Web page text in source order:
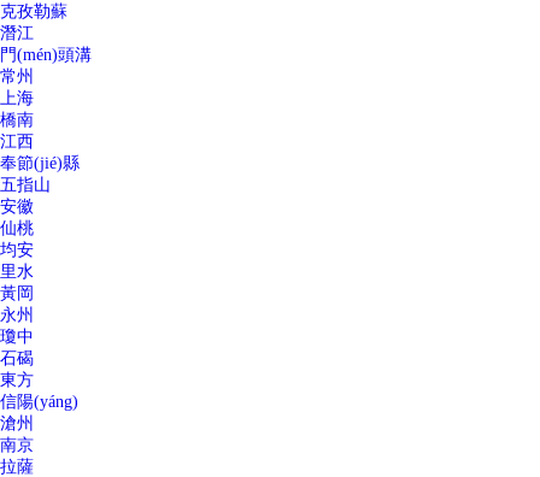
克孜勒蘇
潛江
門(mén)頭溝
常州
上海
橋南
江西
奉節(jié)縣
五指山
安徽
仙桃
均安
里水
黃岡
永州
瓊中
石碣
東方
信陽(yáng)
滄州
南京
拉薩